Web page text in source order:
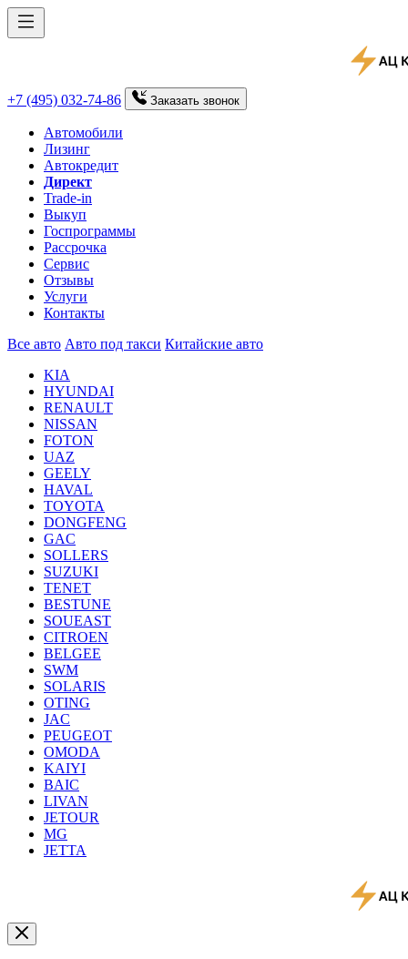
+7 (495) 032-74-86 Заказать звонок
Автомобили
Лизинг
Автокредит
Директ
Trade-in
Выкуп
Госпрограммы
Рассрочка
Сервис
Отзывы
Услуги
Контакты
Все авто Авто под такси Китайские авто
KIA
HYUNDAI
RENAULT
NISSAN
FOTON
UAZ
GEELY
HAVAL
TOYOTA
DONGFENG
GAC
SOLLERS
SUZUKI
TENET
BESTUNE
SOUEAST
CITROEN
BELGEE
SWM
SOLARIS
OTING
JAC
PEUGEOT
OMODA
KAIYI
BAIC
LIVAN
JETOUR
MG
JETTA